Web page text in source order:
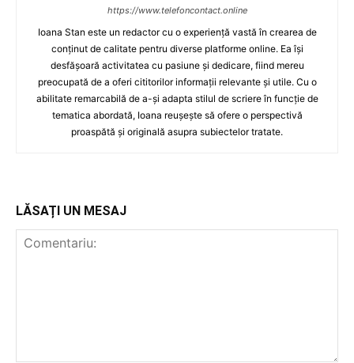
https://www.telefoncontact.online
Ioana Stan este un redactor cu o experiență vastă în crearea de
conținut de calitate pentru diverse platforme online. Ea își
desfășoară activitatea cu pasiune și dedicare, fiind mereu
preocupată de a oferi cititorilor informații relevante și utile. Cu o
abilitate remarcabilă de a-și adapta stilul de scriere în funcție de
tematica abordată, Ioana reușește să ofere o perspectivă
proaspătă și originală asupra subiectelor tratate.
LĂSAȚI UN MESAJ